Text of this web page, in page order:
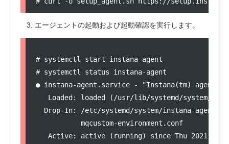
エージェントの起動および起動確認を実行します。
# systemctl start instana-agent
# systemctl status instana-agent
● instana-agent.service - "Instana(tm) agent."
Loaded: loaded (/usr/lib/systemd/system/
Drop-In: /etc/systemd/system/instana-
           mqcustom-environment.conf
Active: active (running) since Thu 2021-08-